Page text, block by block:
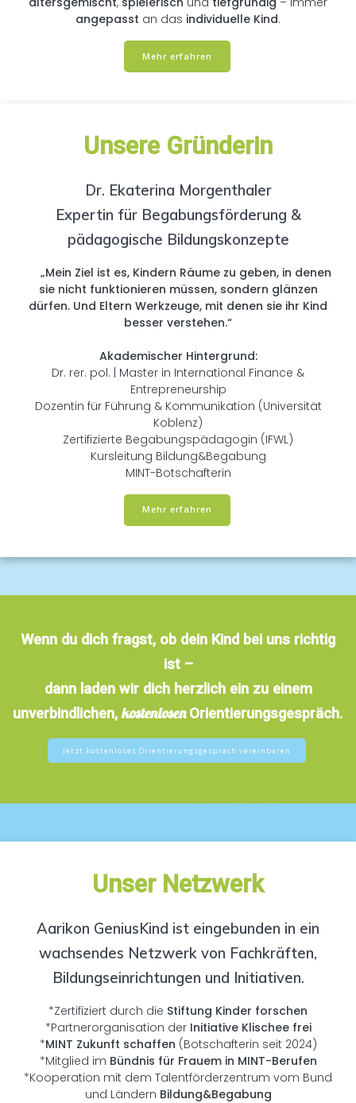
angepasst an das individuelle Kind.
Mehr erfahren
Unsere Gründerin
Dr. Ekaterina Morgenthaler
Expertin für Begabungsförderung &
pädagogische Bildungskonzepte
„Mein Ziel ist es, Kindern Räume zu geben, in denen
sie nicht funktionieren müssen, sondern glänzen
dürfen. Und Eltern Werkzeuge, mit denen sie ihr Kind
besser verstehen.“
Akademischer Hintergrund:
Dr. rer. pol. | Master in International Finance &
Entrepreneurship
Dozentin für Führung & Kommunikation (Universität
Koblenz)
Zertifizierte Begabungspädagogin (IFWL)
Kursleitung Bildung&Begabung
MINT-Botschafterin
Mehr erfahren
Wenn du dich fragst, ob dein Kind bei uns richtig
ist –
dann laden wir dich herzlich ein zu einem
unverbindlichen, kostenlosenOrientierungsgespräch.
Jetzt kostenloses Orientierungsgespräch vereinbaren
Unser Netzwerk
Aarikon GeniusKind ist eingebunden in ein
wachsendes Netzwerk von Fachkräften,
Bildungseinrichtungen und Initiativen.
*Zertifiziert durch die Stiftung Kinder forschen
*Partnerorganisation der Initiative Klischee frei
*MINT Zukunft schaffen (Botschafterin seit 2024)
*Mitglied im Bündnis für Frauem in MINT-Berufen
*Kooperation mit dem Talentförderzentrum vom Bund
und Ländern Bildung&Begabung